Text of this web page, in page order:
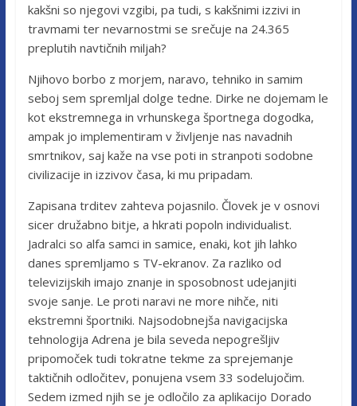
kakšni so njegovi vzgibi, pa tudi, s kakšnimi izzivi in
travmami ter nevarnostmi se srečuje na 24.365
preplutih navtičnih miljah?
Njihovo borbo z morjem, naravo, tehniko in samim
seboj sem spremljal dolge tedne. Dirke ne dojemam le
kot ekstremnega in vrhunskega športnega dogodka,
ampak jo implementiram v življenje nas navadnih
smrtnikov, saj kaže na vse poti in stranpoti sodobne
civilizacije in izzivov časa, ki mu pripadam.
Zapisana trditev zahteva pojasnilo. Človek je v osnovi
sicer družabno bitje, a hkrati popoln individualist.
Jadralci so alfa samci in samice, enaki, kot jih lahko
danes spremljamo s TV-ekranov. Za razliko od
televizijskih imajo znanje in sposobnost udejanjiti
svoje sanje. Le proti naravi ne more nihče, niti
ekstremni športniki. Najsodobnejša navigacijska
tehnologija Adrena je bila seveda nepogrešljiv
pripomoček tudi tokratne tekme za sprejemanje
taktičnih odločitev, ponujena vsem 33 sodelujočim.
Sedem izmed njih se je odločilo za aplikacijo Dorado